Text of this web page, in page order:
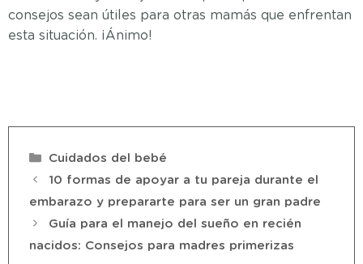
consejos sean útiles para otras mamás que enfrentan
esta situación. ¡Ánimo!
Cuidados del bebé
10 formas de apoyar a tu pareja durante el
embarazo y prepararte para ser un gran padre
Guía para el manejo del sueño en recién
nacidos: Consejos para madres primerizas